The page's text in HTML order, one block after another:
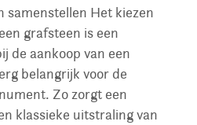
samenstellen Het kiezen
grafsteen is een
de aankoop van een
belangrijk voor de
Zo zorgt een
klassieke uitstraling van